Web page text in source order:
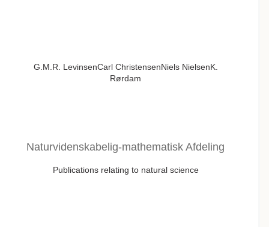
G.M.R. LevinsenCarl ChristensenNiels NielsenK.
Rørdam
Naturvidenskabelig-mathematisk Afdeling
Publications relating to natural science